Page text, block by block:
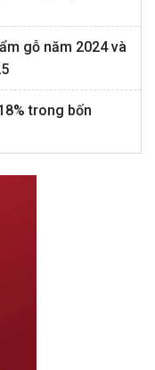
gỗ năm 2024 và
trong bốn